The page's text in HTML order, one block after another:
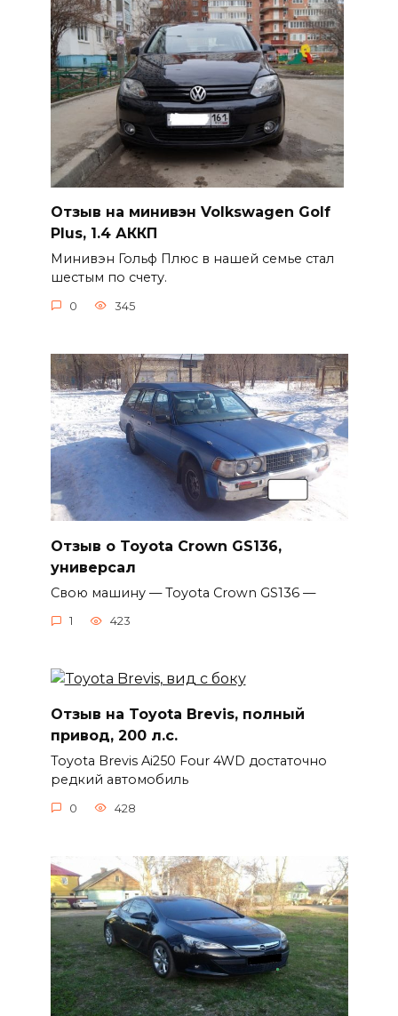
Отзыв на минивэн Volkswagen Golf
Plus, 1.4 АККП
Минивэн Гольф Плюс в нашей семье стал
шестым по счету.
0 345
Отзыв о Toyota Crown GS136,
универсал
Свою машину — Toyota Crown GS136 —
1 423
Отзыв на Toyota Brevis, полный
привод, 200 л.с.
Toyota Brevis Ai250 Four 4WD достаточно
редкий автомобиль
0 428